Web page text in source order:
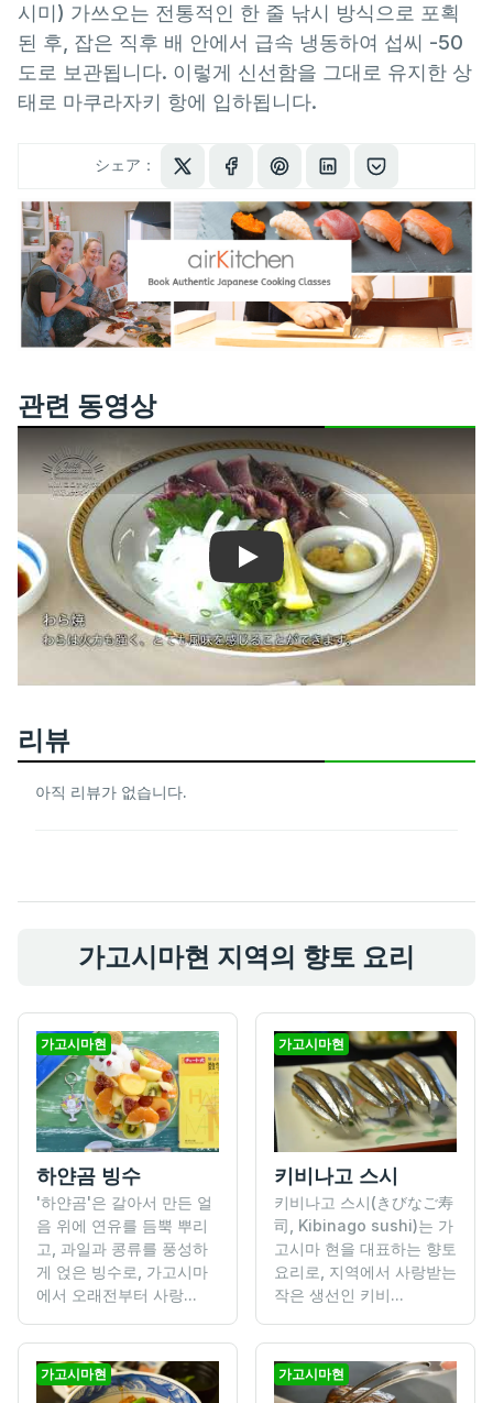
시미) 가쓰오는 전통적인 한 줄 낚시 방식으로 포획
된 후, 잡은 직후 배 안에서 급속 냉동하여 섭씨 -50
도로 보관됩니다. 이렇게 신선함을 그대로 유지한 상
태로 마쿠라자키 항에 입하됩니다.
シェア：
관련 동영상
Play
리뷰
아직 리뷰가 없습니다.
가고시마현 지역의 향토 요리
가고시마현
하얀곰 빙수
'하얀곰'은 갈아서 만든 얼
음 위에 연유를 듬뿍 뿌리
고, 과일과 콩류를 풍성하
게 얹은 빙수로, 가고시마
에서 오래전부터 사랑...
가고시마현
키비나고 스시
키비나고 스시(きびなご寿
司, Kibinago sushi)는 가
고시마 현을 대표하는 향토
요리로, 지역에서 사랑받는
작은 생선인 키비...
가고시마현 가고시마현